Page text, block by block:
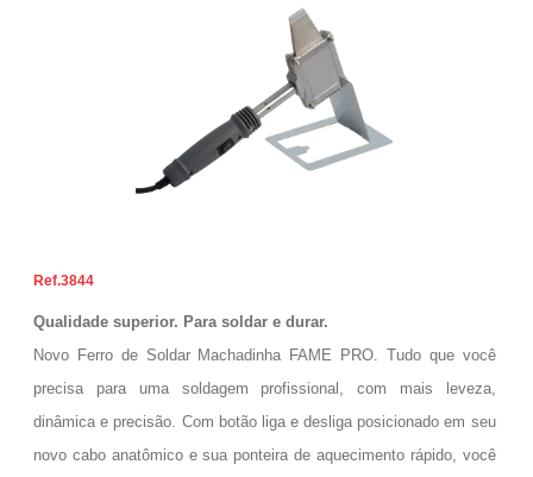
3844
Qualidade superior. Para soldar e durar.
Novo Ferro de Soldar Machadinha FAME PRO. Tudo que você
precisa para uma soldagem profissional, com mais leveza,
dinâmica e precisão. Com botão liga e desliga posicionado em seu
novo cabo anatômico e sua ponteira de aquecimento rápido, você